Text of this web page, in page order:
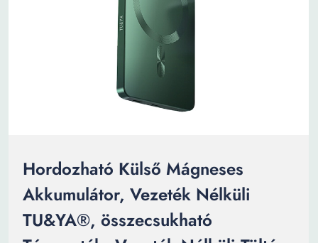
Hordozható Külső Mágneses
Akkumulátor, Vezeték Nélküli
TU&YA®, összecsukható